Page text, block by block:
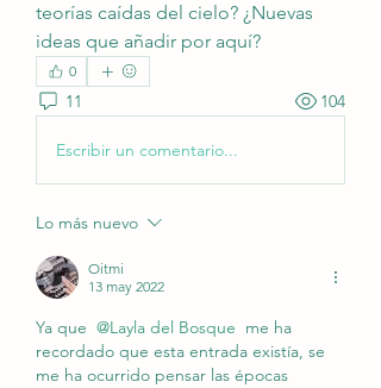
teorías caídas del cielo? ¿Nuevas
ideas que añadir por aquí?
0
11 104
Escribir un comentario...
Lo más nuevo
Oitmi
13 may 2022
Ya que @Layla del Bosque me ha
recordado que esta entrada existía, se
me ha ocurrido pensar las épocas